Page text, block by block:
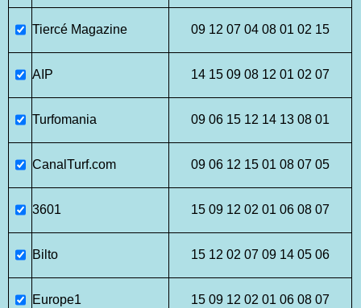
Tiercé Magazine 09 12 07 04 08 01 02 15
AIP 14 15 09 08 12 01 02 07
Turfomania 09 06 15 12 14 13 08 01
CanalTurf.com 09 06 12 15 01 08 07 05
3601 15 09 12 02 01 06 08 07
Bilto 15 12 02 07 09 14 05 06
Europe1 15 09 12 02 01 06 08 07